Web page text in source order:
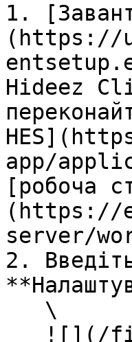
1.
(https://
Hideez
app/
[робоча
(https://
server/
2.